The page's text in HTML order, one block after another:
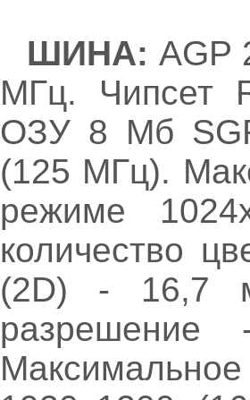
ШИНА:AGP
МГц. Чипсет
ОЗУ 8 Мб
(125 МГц).
режиме
количество
(2D) - 16,7